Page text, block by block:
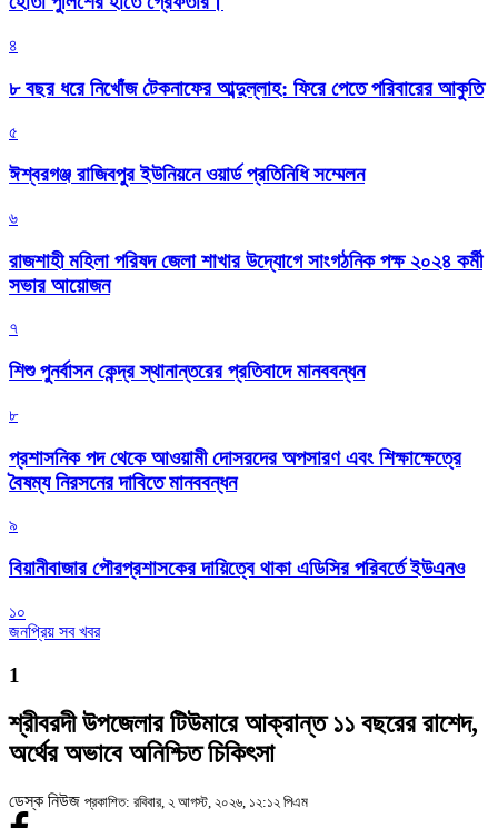
৪
৮ বছর ধরে নিখোঁজ টেকনাফের আব্দুল্লাহ: ফিরে পেতে পরিবারের আকুতি
৫
ঈশ্বরগঞ্জ রাজিবপুর ইউনিয়নে ওয়ার্ড প্রতিনিধি সম্মেলন
৬
রাজশাহী মহিলা পরিষদ জেলা শাখার উদ্যোগে সাংগঠনিক পক্ষ ২০২৪ কর্মী
সভার আয়োজন
৭
শিশু পুনর্বাসন কেন্দ্র স্থানান্তরের প্রতিবাদে মানববন্ধন
৮
প্রশাসনিক পদ থেকে আওয়ামী দোসরদের অপসারণ এবং শিক্ষাক্ষেত্রে
বৈষম্য নিরসনের দাবিতে মানববন্ধন
৯
বিয়ানীবাজার পৌরপ্রশাসকের দায়িত্বে থাকা এডিসির পরিবর্তে ইউএনও
১০
জনপ্রিয় সব খবর
1
শ্রীবরদী উপজেলার টিউমারে আক্রান্ত ১১ বছরের রাশেদ,
অর্থের অভাবে অনিশ্চিত চিকিৎসা
ডেস্ক নিউজ প্রকাশিত: রবিবার, ২ আগস্ট, ২০২৬, ১২:১২ পিএম